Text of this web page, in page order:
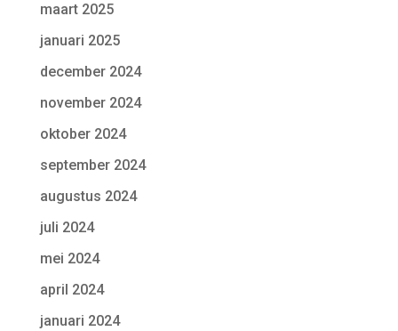
maart 2025
januari 2025
december 2024
november 2024
oktober 2024
september 2024
augustus 2024
juli 2024
mei 2024
april 2024
januari 2024